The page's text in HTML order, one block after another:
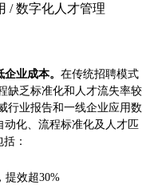
/ 数字化人才管理
业成本。 在传统招聘模式
缺乏标准化和人才流失率较
行业报告和一线企业应用数
化、流程标准化及人才匹
：
提效超30%